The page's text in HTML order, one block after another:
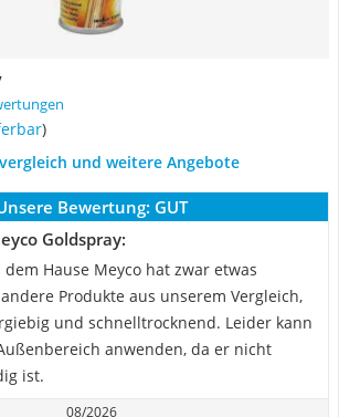
)
und weitere Angebote
Bewertung: GUT
Goldspray:
Hause Meyco hat zwar etwas
Produkte aus unserem Vergleich,
und schnelltrocknend. Leider kann
anwenden, da er nicht
ist.
08/2026